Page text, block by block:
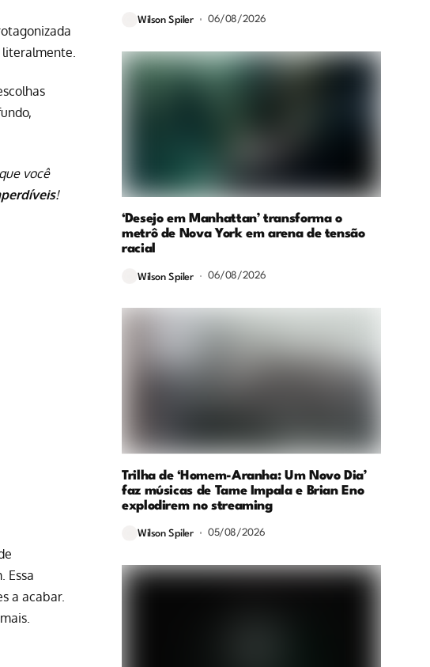
você
!
Essa
a acabar.
Wilson Spiler 06/08/2026
‘Desejo em Manhattan’ transforma o
metrô de Nova York em arena de tensão
racial
Wilson Spiler 06/08/2026
Trilha de ‘Homem-Aranha: Um Novo Dia’
faz músicas de Tame Impala e Brian Eno
explodirem no streaming
Wilson Spiler 05/08/2026